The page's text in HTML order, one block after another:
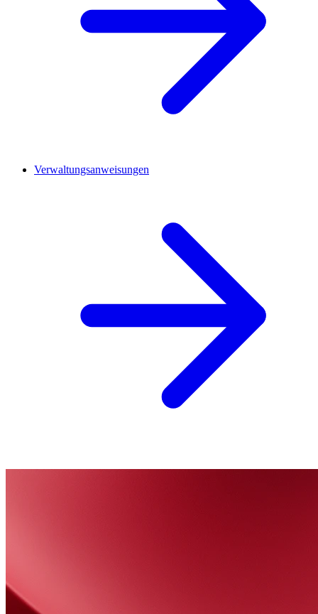
Verwaltungsanweisungen